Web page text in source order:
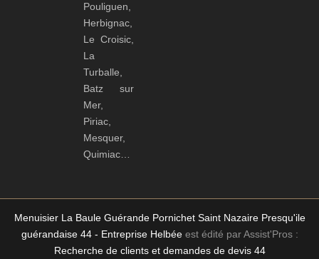
Pouliguen,
Herbignac,
Le Croisic,
La
Turballe,
Batz sur
Mer,
Piriac,
Mesquer,
Quimiac…
Menuisier La Baule Guérande Pornichet Saint Nazaire Presqu'ile
guérandaise 44 - Entreprise Helbéeest édité par Assist'Pros :
Recherche de clients et demandes de devis 44